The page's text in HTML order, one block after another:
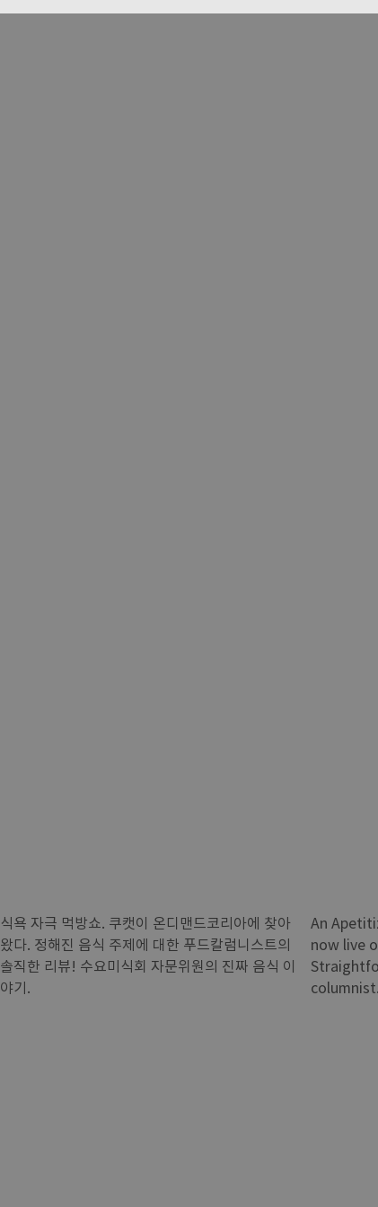
식욕 자극 먹방쇼. 쿠캣이 온디맨드코리아에 찾아
왔다. 정해진 음식 주제에 대한 푸드칼럼니스트의
솔직한 리뷰! 수요미식회 자문위원의 진짜 음식 이
야기.
An
now live
columnist.